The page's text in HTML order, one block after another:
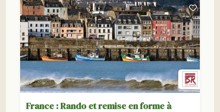
France : Rando et remise en forme à